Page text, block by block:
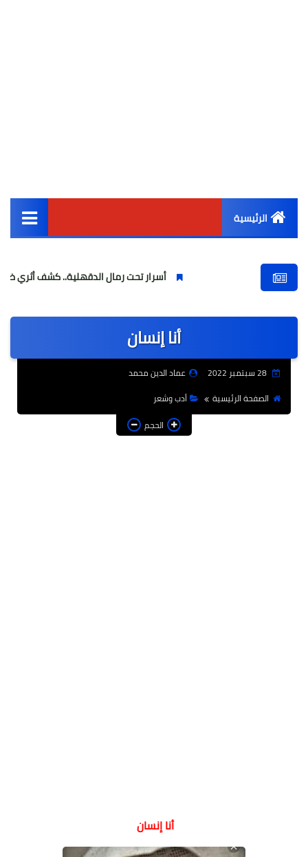
الرئيسية
أخبار مصر
عالمى
الرياضة
فن
أسرار تحت رمال الدقهلية.. كشف أثري ضخم يوثق
أنا إنسان
28 سبتمبر 2022
عماد الدين محمد
الصفحة الرئيسية
أدب وشعر
الحجم
أنا إنسان